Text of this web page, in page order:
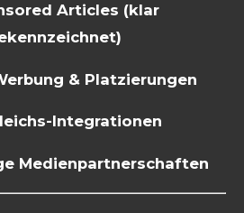
Articles (klar
& Platzierungen
Integrationen
Medienpartnerschaften